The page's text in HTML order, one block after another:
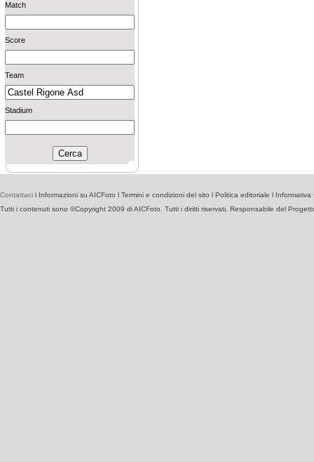
Match
Score
Team
Stadium
Contattaci l Informazioni su AICFoto l Termini e condizioni del sito l Politica editoriale l Informativa
Tutti i contenuti sono ©Copyright 2009 di AICFoto. Tutti i diritti riservati. Responsabile del